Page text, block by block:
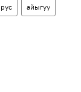
айыгуу